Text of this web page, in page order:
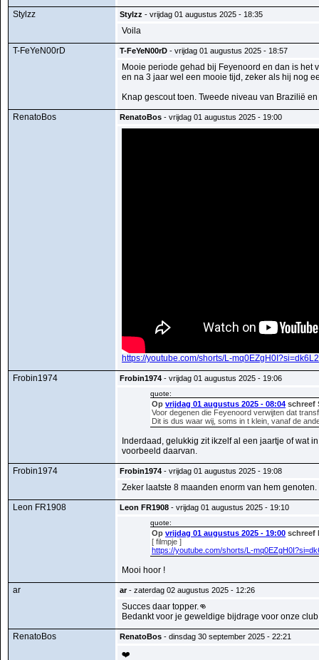
Stylzz
Stylzz - vrijdag 01 augustus 2025 - 18:35
Voila
T-FeYeN00rD
T-FeYeN00rD - vrijdag 01 augustus 2025 - 18:57
Mooie periode gehad bij Feyenoord en dan is het
en na 3 jaar wel een mooie tijd, zeker als hij nog
Knap gescout toen. Tweede niveau van Brazilië
RenatoBos
RenatoBos - vrijdag 01 augustus 2025 - 19:00
https://youtube.com/shorts/L-
Frobin1974
Frobin1974 - vrijdag 01 augustus 2025 - 19:06
quote:
Op vrijdag 01 augustus 2025 - 08:04 schreef
Voor degenen die Feyenoord verwijten dat
Dit is dus waar wij, soms in t klein, vanaf de
Inderdaad, gelukkig zit ikzelf al een jaartje of wat
voorbeeld daarvan.
Frobin1974
Frobin1974 - vrijdag 01 augustus 2025 - 19:08
Zeker laatste 8 maanden enorm van hem
Leon FR1908
Leon FR1908 - vrijdag 01 augustus 2025 - 19:10
quote:
Op vrijdag 01 augustus 2025 - 19:00 schreef
[ filmpje ]
https://youtube.com/shorts/L-
Mooi hoor !
ar
ar- zaterdag 02 augustus 2025 - 12:26
Succes daar topper.👊
Bedankt voor je geweldige bijdrage voor onze
RenatoBos
RenatoBos - dinsdag 30 september 2025 - 22:21
❤️